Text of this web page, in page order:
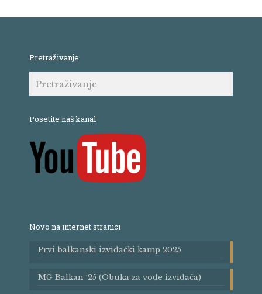
Pretraživanje
Posetite naš kanal
Novo na internet stranici
Prvi balkanski izviđački kamp 2025
MG Balkan ′25 (Obuka za vođe izviđača)